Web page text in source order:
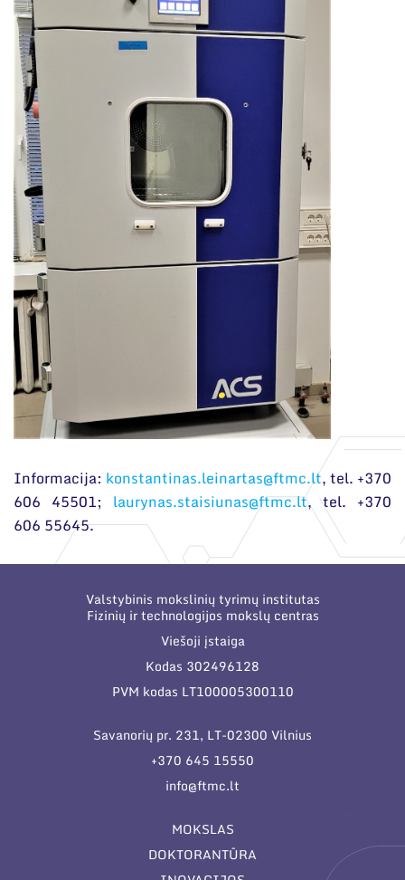
Informacija: konstantinas.leinartas@ftmc.lt, tel. +370
606 45501; laurynas.staisiunas@ftmc.lt, tel. +370
606 55645.
Valstybinis mokslinių tyrimų institutas
Fizinių ir technologijos mokslų centras
Viešoji įstaiga
Kodas 302496128
PVM kodas LT100005300110
Savanorių pr. 231, LT-02300 Vilnius
+370 645 15550
info@ftmc.lt
MOKSLAS
DOKTORANTŪRA